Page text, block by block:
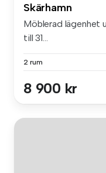
Skärhamn
Möblerad lägenhet
till 31...
2 rum
8 900 kr